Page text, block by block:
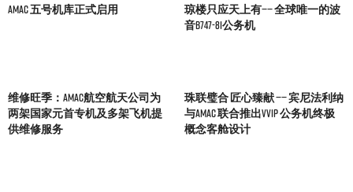
AMAC 五号机库正式启用
琼楼只应天上有—— 全球唯一的波
音B747-8i公务机
维修旺季：AMAC航空航天公司为
两架国家元首专机及多架飞机提
供维修服务
珠联璧合 匠心臻献 —— 宾尼法利纳
与AMAC 联合推出VVIP 公务机终极
概念客舱设计